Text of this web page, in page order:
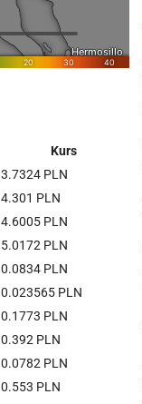
Kurs
3.7324 PLN
4.301 PLN
4.6005 PLN
5.0172 PLN
0.0834 PLN
0.023565 PLN
0.1773 PLN
0.392 PLN
0.0782 PLN
0.553 PLN